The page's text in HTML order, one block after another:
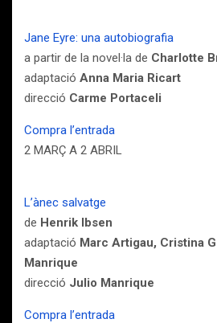
Jane Eyre: una autobiografia
a partir de la novel·la de Charlotte
adaptació Anna Maria Ricart
direcció Carme Portaceli
Compra l’entrada
2 MARÇ A 2 ABRIL
L’ànec salvatge
de Henrik Ibsen
adaptació Marc Artigau, Cristina
Manrique
direcció Julio Manrique
Compra l’entrada